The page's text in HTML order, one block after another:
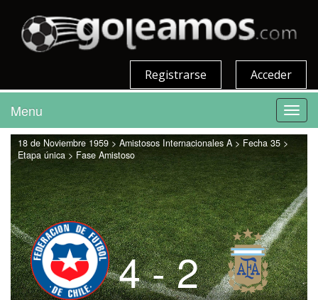
Acceder
Registrarse
Menu
18 de Noviembre 1959 > Amistosos Internacionales A > Fecha 35 >
Etapa única > Fase Amistoso
4 - 2